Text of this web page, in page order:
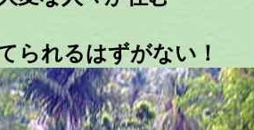
られるはずがない！